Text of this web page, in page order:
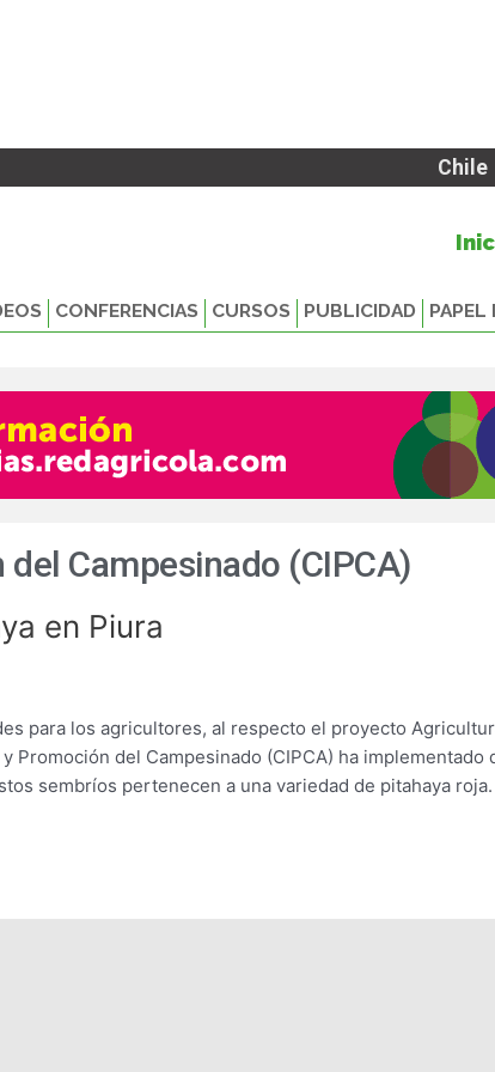
Chile
CONFERENCIAS CURSOS PUBLICIDAD PAPEL
Campesinado (CIPCA)
en Piura
para los agricultores, al respecto el proyecto
del Campesinado (CIPCA) ha implementado
sembríos pertenecen a una variedad de pitahaya roja.